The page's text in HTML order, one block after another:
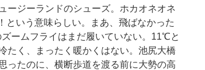
ージーランドのシューズ。ホカオネオネ
という意味らしい。まあ、飛ばなかった
ームフライはまだ履いていない。11℃と
たく、まったく暖かくはない。池尻大橋
ったのに、横断歩道を渡る前に大勢の高